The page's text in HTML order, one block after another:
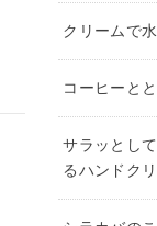
クリームで
コーヒーと
サラッとし
るハンドク